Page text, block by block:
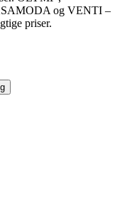
og VENTI –
priser.